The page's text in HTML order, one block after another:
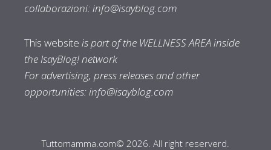
collaborazioni:info@isayblog.com
This website is part of the WELLNESS AREA inside
the IsayBlog! network
For advertising, press releases and other
opportunities:info@isayblog.com
Tuttomamma.com© 2026. All right reserverd.